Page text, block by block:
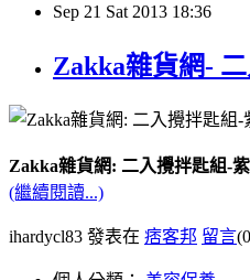
Sep 21 Sat 2013 18:36
Zakka雜貨網-
Zakka雜貨網: 二入攪拌匙組-
(繼續閱讀...)
ihardycl83 發表在 痞客邦 留言